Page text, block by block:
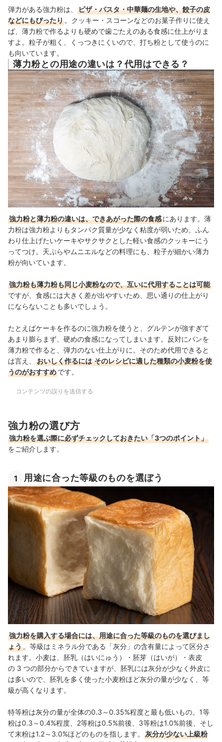
弾力がある強力粉は、
ピザ・パスタ・中華麺の生地や、餃子の皮
などにもぴったり 。クッキー・スコーンなどのお菓子作りに使え
ば、薄力粉で作るよりも硬めで歯ごたえのある食感に仕上がりま
すよ。粒子が粗く、
くっつきにくいので、打ち粉として使うのに
も向いています。
薄力粉との用途の違いは？代用はできる？
強力粉と薄力粉の違いは、できあがった際の食感にあります。薄
力粉は強力粉よりもタンパク質量が少なく粘度が弱いため、ふん
わり仕上げたいケーキやサクサクとした軽い食感のクッキーにう
ってつけ。天ぷらやムニエルなどの料理にも、粒子が細かい薄力
粉が向いています。
強力粉も薄力粉も同じ小麦粉なので、互いに代用することは可能
ですが、食感には大きく差が出やすいため、思い通りの仕上がり
にならないことも多いでしょう。
たとえばケーキを作るのに強力粉を使うと、グルテンが強すぎて
あまり膨らまず、硬めの食感になってしまいます。反対にパンを
薄力粉で作ると、弾力のない仕上がりに。そのため代用できると
は言え、
おいしく作るには そのレシピに適した種類の小麦粉を使
うのがおすすめです。
コンテンツの誤りを送信する
強力粉の選び方
強力粉を選ぶ際に必ずチェックしておきたい「3つのポイント」
をご紹介します。
1 用途に合った等級のものを選ぼう
強力粉を購入する場合には、用途に合った等級のものを選びまし
ょう。等級はミネラル分である「灰分」の含有量によって区分さ
れます。小麦は、胚乳（はいにゅう）・胚芽（はいが）・表皮
の 3 つの部分からできていますが、胚乳には灰分が少なく外皮に
は多いので、胚乳を多く使った小麦粉ほど灰分の量が少なく、等
級が高くなります。
特等粉は灰分の量が全体の0.3～0.35%程度と最も低いもの。1等
粉は0.3～0.4%程度、2等粉は0.5%前後、3等粉は1.0%前後、そし
て末粉は1.2～3.0%ほどのものを指します。
灰分が少ない上級粉